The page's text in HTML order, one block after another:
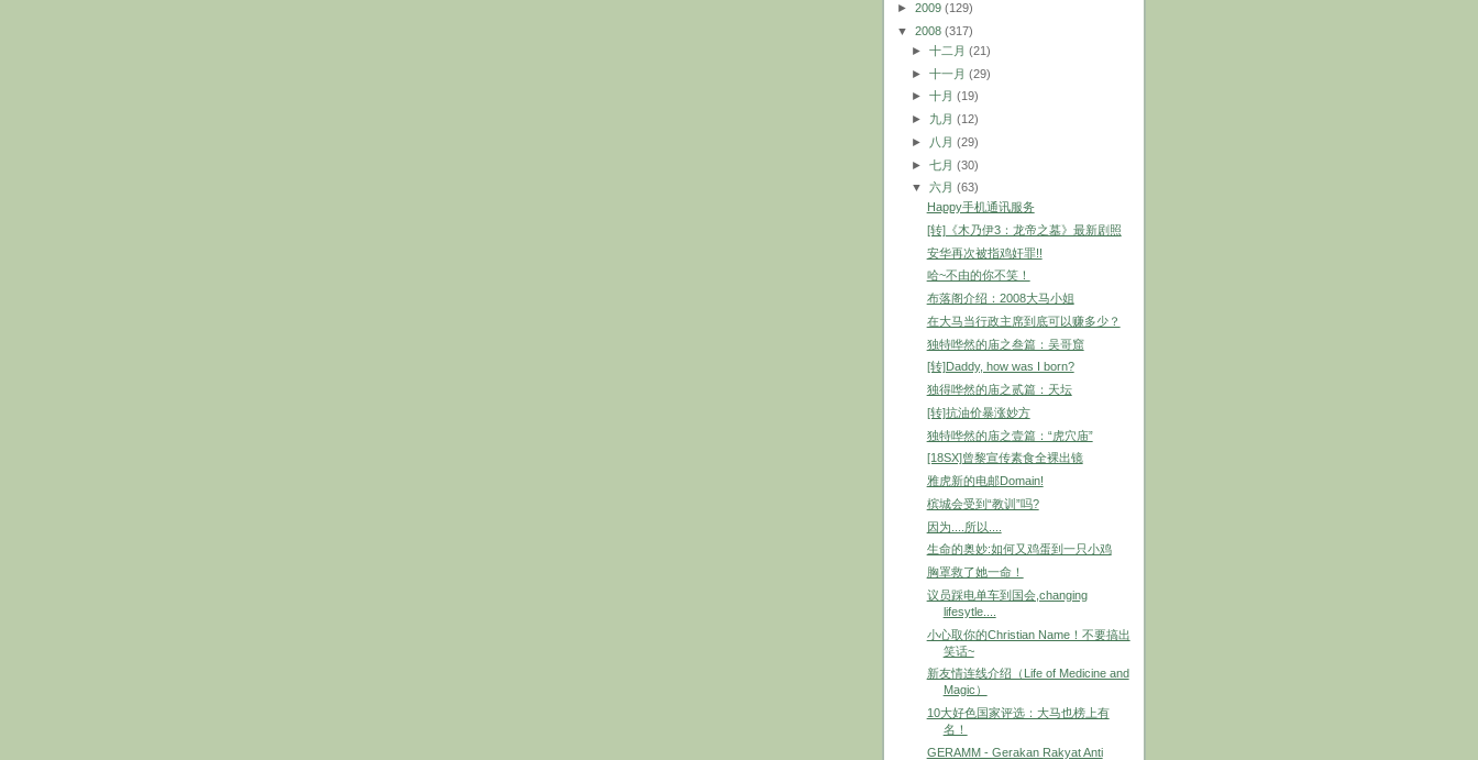
► 2009 (129)
▼ 2008 (317)
►十二月(21)
►十一月(29)
►十月(19)
► 九月(12)
►
八月(29)
►七月(30)
▼六月(63)
Happy手机通讯服务
[转]《木乃伊3：龙帝之墓》最新剧照
安华再次被指鸡奸罪!!
哈~不由的你不笑！
布落阁介绍：2008大马小姐
在大马当行政主席到底可以赚多少？
独特哗然的庙之叁篇：吴哥窟
[转]Daddy, how was I born?
独得哗然的庙之贰篇：天坛
[转]抗油价暴涨妙方
独特哗然的庙之壹篇：“虎穴庙”
[18SX]曾黎宣传素食全裸出镜
雅虎新的电邮Domain!
槟城会受到“教训”吗?
因为....所以....
生命的奥妙:如何又鸡蛋到一只小鸡
胸罩救了她一命！
议员踩电单车到国会,changing
lifesytle....
小心取你的Christian Name！不要搞出
笑话~
新友情连线介绍（Life of Medicine and
Magic）
10大好色国家评选：大马也榜上有
名！
GERAMM - Gerakan Rakyat Anti